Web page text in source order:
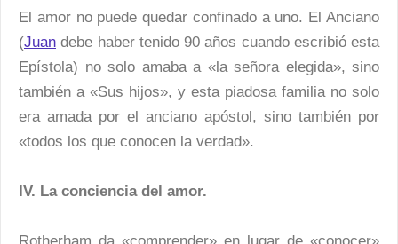
El amor no puede quedar confinado a uno. El Anciano
(Juan debe haber tenido 90 años cuando escribió esta
Epístola) no solo amaba a «la señora elegida», sino
también a «Sus hijos», y esta piadosa familia no solo
era amada por el anciano apóstol, sino también por
«todos los que conocen la verdad».
IV. La conciencia del amor.